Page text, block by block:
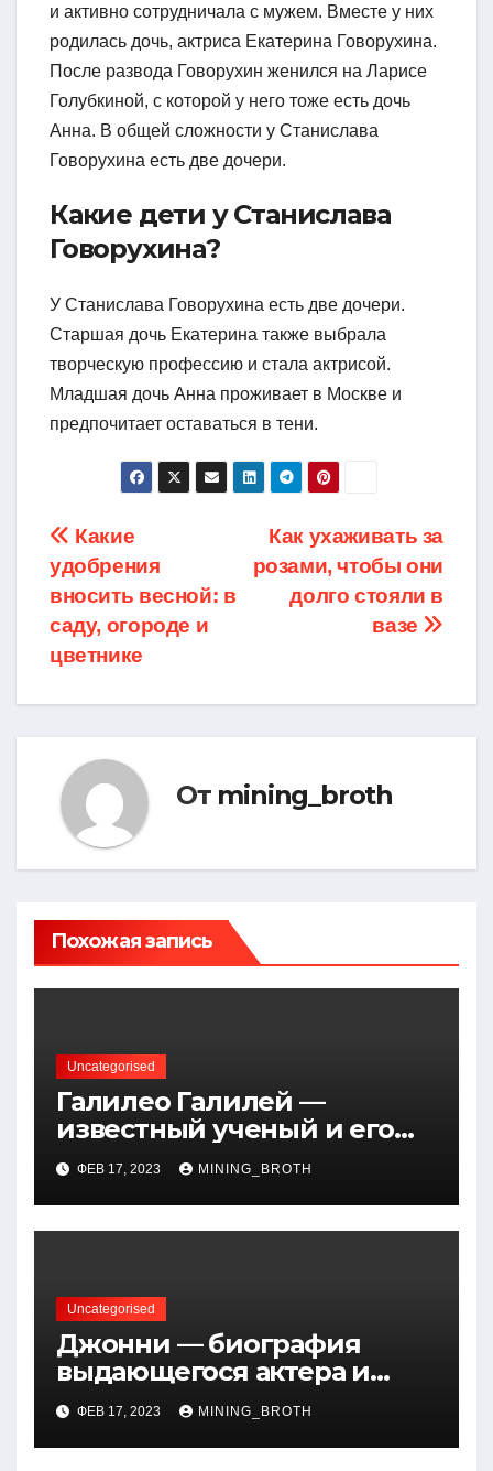
и активно сотрудничала с мужем. Вместе у них
родилась дочь, актриса Екатерина Говорухина.
После развода Говорухин женился на Ларисе
Голубкиной, с которой у него тоже есть дочь
Анна. В общей сложности у Станислава
Говорухина есть две дочери.
Какие дети у Станислава
Говорухина?
У Станислава Говорухина есть две дочери.
Старшая дочь Екатерина также выбрала
творческую профессию и стала актрисой.
Младшая дочь Анна проживает в Москве и
предпочитает оставаться в тени.
Навигация
по
записям
Как ухаживать за
розами, чтобы они
долго стояли в
вазе
Какие
удобрения
вносить весной: в
саду, огороде и
цветнике
От mining_broth
Похожая запись
Uncategorised
Галилео Галилей —
известный ученый и его
открытия — краткая
биография, достижения и
вклад в науку
ФЕВ 17, 2023 MINING_BROTH
Uncategorised
Джонни — биография
выдающегося актера и
талантливого певца, чья
артистичность захватывает
миллионы сердец
ФЕВ 17, 2023 MINING_BROTH